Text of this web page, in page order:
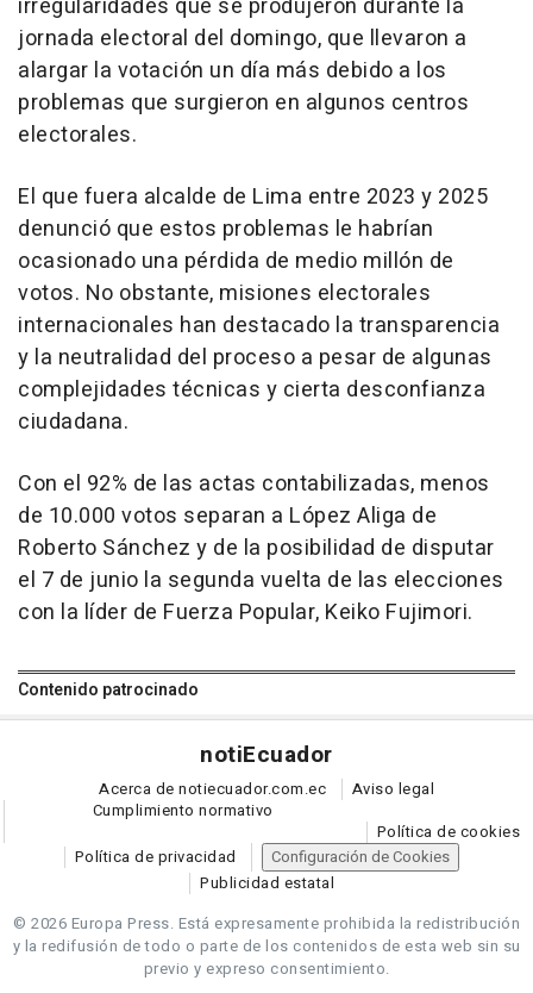
jornada electoral del domingo, que llevaron a
alargar la votación un día más debido a los
problemas que surgieron en algunos centros
electorales.
El que fuera alcalde de Lima entre 2023 y 2025
denunció que estos problemas le habrían
ocasionado una pérdida de medio millón de
votos. No obstante, misiones electorales
internacionales han destacado la transparencia
y la neutralidad del proceso a pesar de algunas
complejidades técnicas y cierta desconfianza
ciudadana.
Con el 92% de las actas contabilizadas, menos
de 10.000 votos separan a López Aliga de
Roberto Sánchez y de la posibilidad de disputar
el 7 de junio la segunda vuelta de las elecciones
con la líder de Fuerza Popular, Keiko Fujimori.
Contenido patrocinado
notiEcuador
Acerca de notiecuador.com.ec
Aviso legal
Cumplimiento normativo
Política de cookies
Política de privacidad
Configuración de Cookies
Publicidad estatal
© 2026 Europa Press. Está expresamente prohibida la redistribución
y la redifusión de todo o parte de los contenidos de esta web sin su
previo y expreso consentimiento.